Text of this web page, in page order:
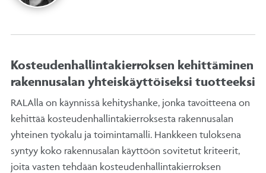
Kosteudenhallintakierroksen kehittäminen
rakennusalan yhteiskäyttöiseksi tuotteeksi
RALAlla on käynnissä kehityshanke, jonka tavoitteena on
kehittää kosteudenhallintakierroksesta rakennusalan
yhteinen työkalu ja toimintamalli. Hankkeen tuloksena
syntyy koko rakennusalan käyttöön sovitetut kriteerit,
joita vasten tehdään kosteudenhallintakierroksen